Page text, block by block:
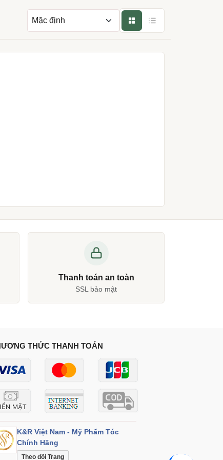
Sắp xếp theo
Thanh toán an toàn
SSL bảo mật
THỨC THANH TOÁN
K&R Việt Nam - Mỹ Phẩm Tóc
Chính Hãng
Theo dõi Trang